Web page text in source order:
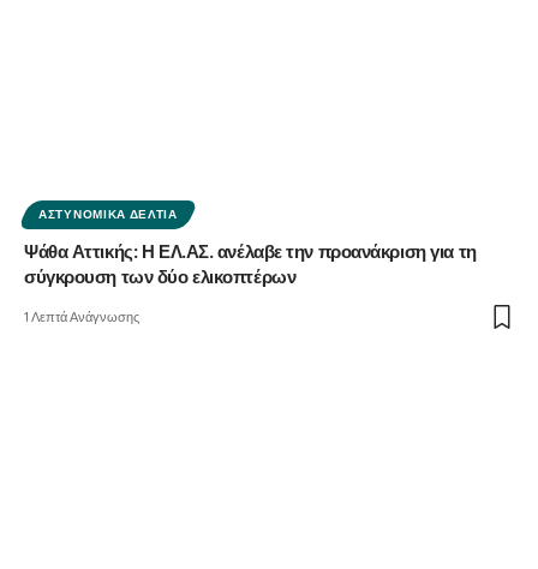
ΑΣΤΥΝΟΜΙΚΆ ΔΕΛΤΊΑ
Ψάθα Αττικής: Η ΕΛ.ΑΣ. ανέλαβε την προανάκριση για τη
σύγκρουση των δύο ελικοπτέρων
1 Λεπτά Ανάγνωσης